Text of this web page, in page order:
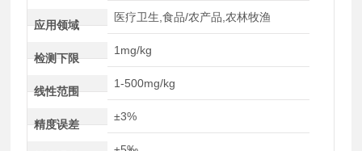
应用领域
医疗卫生,食品/农产品,农林牧渔
检测下限
1mg/kg
线性范围
1-500mg/kg
精度误差
±3%